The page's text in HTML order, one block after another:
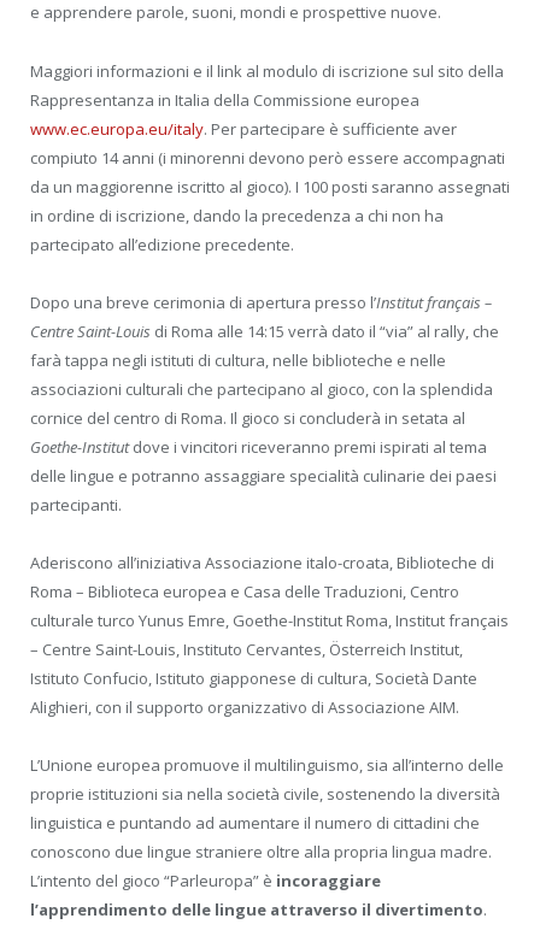
e apprendere parole, suoni, mondi e prospettive nuove.
Maggiori informazioni e il link al modulo di iscrizione sul sito della
Rappresentanza in Italia della Commissione europea
www.ec.europa.eu/italy. Per partecipare è sufficiente aver
compiuto 14 anni (i minorenni devono però essere accompagnati
da un maggiorenne iscritto al gioco). I 100 posti saranno assegnati
in ordine di iscrizione, dando la precedenza a chi non ha
partecipato all’edizione precedente.
Dopo una breve cerimonia di apertura presso l’Institut français –
Centre Saint-Louis di Roma alle 14:15 verrà dato il “via” al rally, che
farà tappa negli istituti di cultura, nelle biblioteche e nelle
associazioni culturali che partecipano al gioco, con la splendida
cornice del centro di Roma. Il gioco si concluderà in setata al
Goethe-Institutdove i vincitori riceveranno premi ispirati al tema
delle lingue e potranno assaggiare specialità culinarie dei paesi
partecipanti.
Aderiscono all’iniziativa Associazione italo-croata, Biblioteche di
Roma – Biblioteca europea e Casa delle Traduzioni, Centro
culturale turco Yunus Emre, Goethe-Institut Roma, Institut français
– Centre Saint-Louis, Instituto Cervantes, Österreich Institut,
Istituto Confucio, Istituto giapponese di cultura, Società Dante
Alighieri, con il supporto organizzativo di Associazione AIM.
L’Unione europea promuove il multilinguismo, sia all’interno delle
proprie istituzioni sia nella società civile, sostenendo la diversità
linguistica e puntando ad aumentare il numero di cittadini che
conoscono due lingue straniere oltre alla propria lingua madre.
L’intento del gioco “Parleuropa” è incoraggiare
l’apprendimento delle lingue attraverso il divertimento.